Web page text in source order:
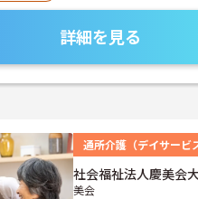
詳細を見る
通所介護（デイサービ
社会福祉法人慶美会
美会